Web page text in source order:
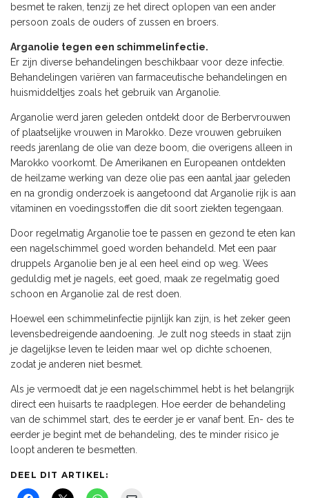
besmet te raken, tenzij ze het direct oplopen van een ander
persoon zoals de ouders of zussen en broers.
Arganolie tegen een schimmelinfectie.
Er zijn diverse behandelingen beschikbaar voor deze infectie.
Behandelingen variëren van farmaceutische behandelingen en
huismiddeltjes zoals het gebruik van Arganolie.
Arganolie werd jaren geleden ontdekt door de Berbervrouwen
of plaatselijke vrouwen in Marokko. Deze vrouwen gebruiken
reeds jarenlang de olie van deze boom, die overigens alleen in
Marokko voorkomt. De Amerikanen en Europeanen ontdekten
de heilzame werking van deze olie pas een aantal jaar geleden
en na grondig onderzoek is aangetoond dat Arganolie rijk is aan
vitaminen en voedingsstoffen die dit soort ziekten tegengaan.
Door regelmatig Arganolie toe te passen en gezond te eten kan
een nagelschimmel goed worden behandeld. Met een paar
druppels Arganolie ben je al een heel eind op weg. Wees
geduldig met je nagels, eet goed, maak ze regelmatig goed
schoon en Arganolie zal de rest doen.
Hoewel een schimmelinfectie pijnlijk kan zijn, is het zeker geen
levensbedreigende aandoening. Je zult nog steeds in staat zijn
je dagelijkse leven te leiden maar wel op dichte schoenen,
zodat je anderen niet besmet.
Als je vermoedt dat je een nagelschimmel hebt is het belangrijk
direct een huisarts te raadplegen. Hoe eerder de behandeling
van de schimmel start, des te eerder je er vanaf bent. En- des te
eerder je begint met de behandeling, des te minder risico je
loopt anderen te besmetten.
DEEL DIT ARTIKEL: